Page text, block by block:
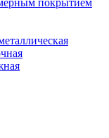
покрытием